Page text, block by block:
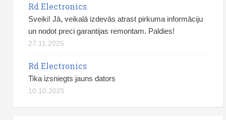
Rd Electronics
Sveiki! Jā, veikalā izdevās atrast pirkuma informāciju
un nodot preci garantijas remontam. Paldies!
27.11.2025
Rd Electronics
Tika izsniegts jauns dators
10.10.2025